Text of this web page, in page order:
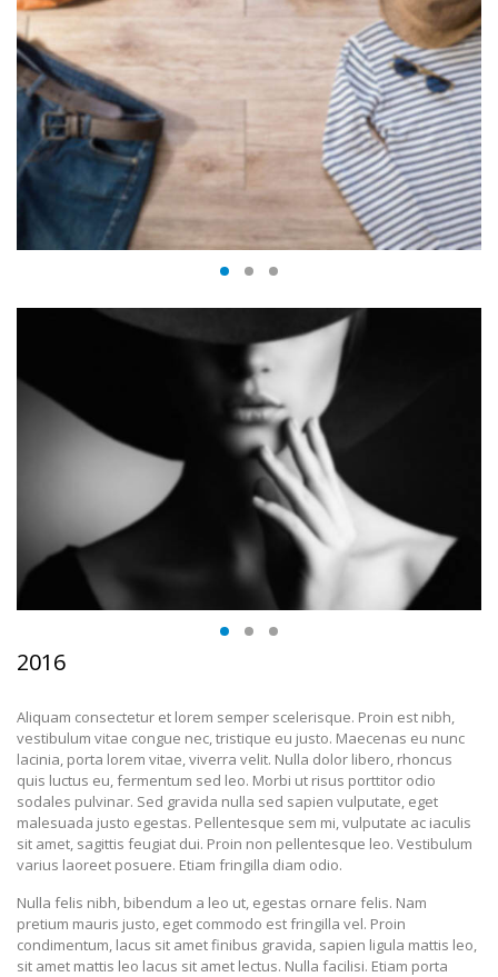
2016
Aliquam consectetur et lorem semper scelerisque. Proin est nibh,
vestibulum vitae congue nec, tristique eu justo. Maecenas eu nunc
lacinia, porta lorem vitae, viverra velit. Nulla dolor libero, rhoncus
quis luctus eu, fermentum sed leo. Morbi ut risus porttitor odio
sodales pulvinar. Sed gravida nulla sed sapien vulputate, eget
malesuada justo egestas. Pellentesque sem mi, vulputate ac iaculis
sit amet, sagittis feugiat dui. Proin non pellentesque leo. Vestibulum
varius laoreet posuere. Etiam fringilla diam odio.
Nulla felis nibh, bibendum a leo ut, egestas ornare felis. Nam
pretium mauris justo, eget commodo est fringilla vel. Proin
condimentum, lacus sit amet finibus gravida, sapien ligula mattis leo,
sit amet mattis leo lacus sit amet lectus. Nulla facilisi. Etiam porta